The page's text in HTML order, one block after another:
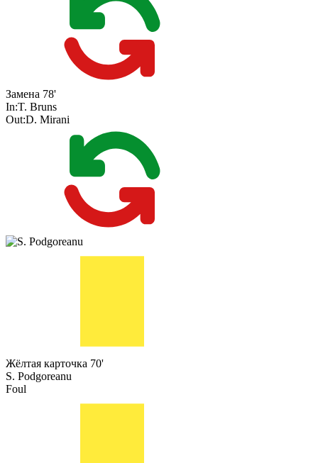
Замена 78'
In:T. Bruns
Out:D. Mirani
Жёлтая карточка 70'
S. Podgoreanu
Foul